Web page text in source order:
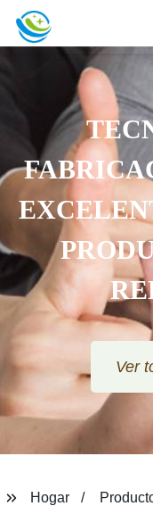
Ver todos los
Hogar